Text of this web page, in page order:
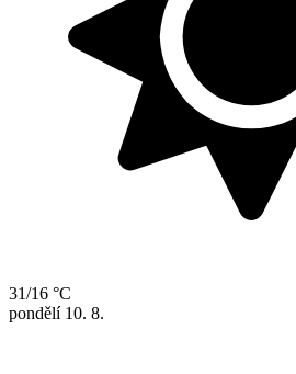
31/16 °C
pondělí 10. 8.